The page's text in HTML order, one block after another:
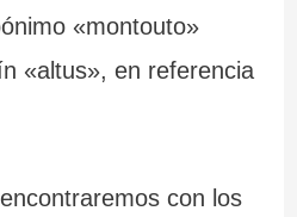
«montouto»
«altus», en referencia
con los